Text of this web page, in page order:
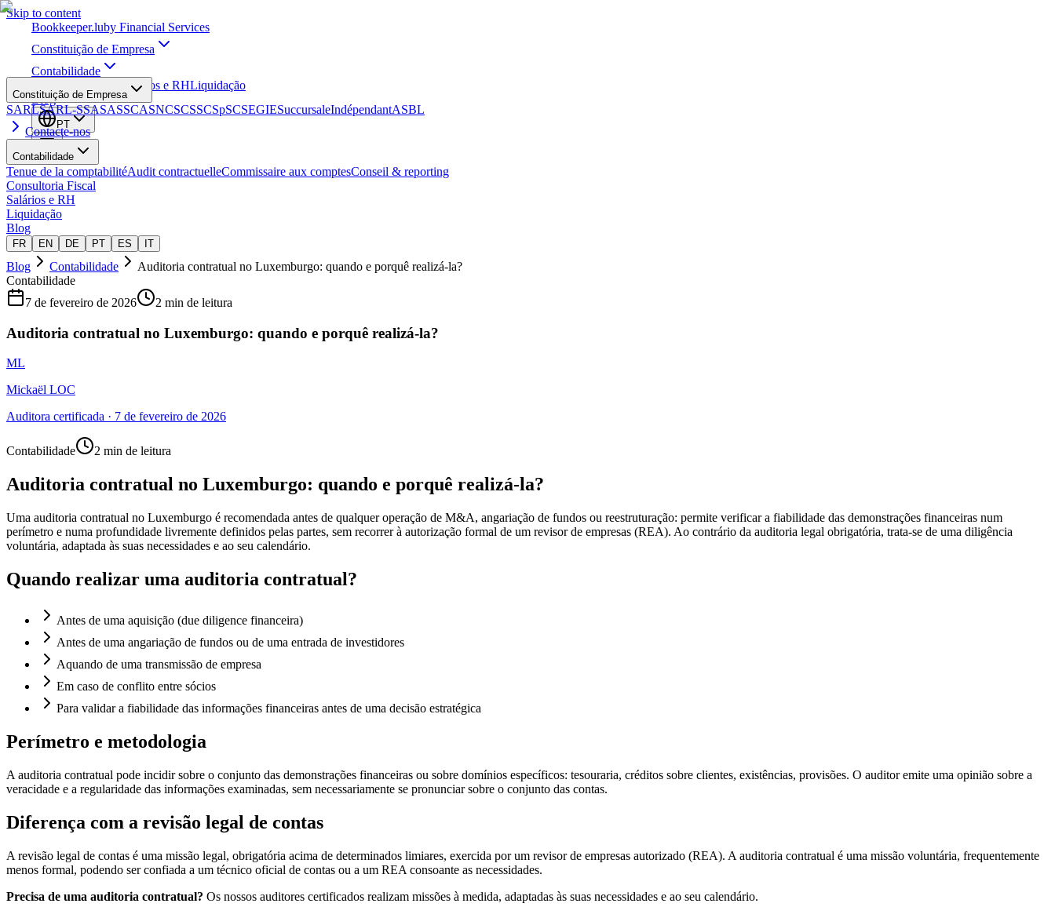
Skip to content
Bookkeeper.luby Financial Services
Constituição de Empresa
Contabilidade
Salários e RHLiquidação
Blog
PT
Constituição de Empresa
SARLSARL-SSASASSCASNCSCSSCSpSCSEGIESuccursaleIndépendantASBL
Contacte-nos
Contabilidade
Tenue de la comptabilitéAudit contractuelleCommissaire aux comptesConseil & reporting
Consultoria Fiscal
Salários e RH
Liquidação
Blog
FR EN DE PT ES IT
Blog Contabilidade
Auditoria contratual no Luxemburgo: quando e porquê realizá-la?
Contabilidade
7 de fevereiro de 2026
2 min de leitura
Auditoria contratual no Luxemburgo: quando e porquê realizá-la?
ML
Mickaël LOC
Auditora certificada · 7 de fevereiro de 2026
Contabilidade 2 min de leitura
Auditoria contratual no Luxemburgo: quando e porquê realizá-la?
Uma auditoria contratual no Luxemburgo é recomendada antes de qualquer operação de M&A, angariação de fundos ou reestruturação: permite verificar a fiabilidade das demonstrações financeiras num
perímetro e numa profundidade livremente definidos pelas partes, sem recorrer à autorização formal de um revisor de empresas (REA). Ao contrário da auditoria legal obrigatória, trata-se de uma diligência
voluntária, adaptada às suas necessidades e ao seu calendário.
Quando realizar uma auditoria contratual?
Antes de uma aquisição (due diligence financeira)
Antes de uma angariação de fundos ou de uma entrada de investidores
Aquando de uma transmissão de empresa
Em caso de conflito entre sócios
Para validar a fiabilidade das informações financeiras antes de uma decisão estratégica
Perímetro e metodologia
A auditoria contratual pode incidir sobre o conjunto das demonstrações financeiras ou sobre domínios específicos: tesouraria, créditos sobre clientes, existências, provisões. O auditor emite uma opinião sobre a
veracidade e a regularidade das informações examinadas, sem necessariamente se pronunciar sobre o conjunto das contas.
Diferença com a revisão legal de contas
A revisão legal de contas é uma missão legal, obrigatória acima de determinados limiares, exercida por um revisor de empresas autorizado (REA). A auditoria contratual é uma missão voluntária, frequentemente
menos formal, podendo ser confiada a um técnico oficial de contas ou a um REA consoante as necessidades.
Precisa de uma auditoria contratual? Os nossos auditores certificados realizam missões à medida, adaptadas às suas necessidades e ao seu calendário.